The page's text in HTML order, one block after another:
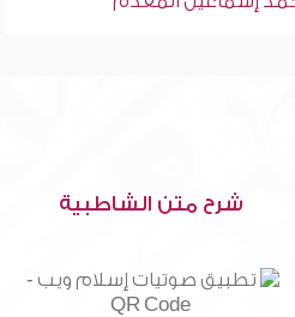
شرح متن الشاطبية